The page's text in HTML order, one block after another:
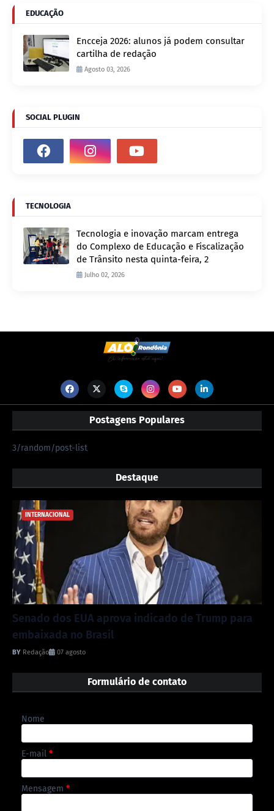
EDUCAÇÃO
Encceja 2026: alunos já podem consultar
cartilha de redação
Agosto 03, 2026
SOCIAL PLUGIN
TECNOLOGIA
Tecnologia e inovação marcam entrega
do Complexo de Educação e Fiscalização
de Trânsito nesta quinta-feira, 2
Julho 02, 2026
Postagens Populares
3/random/post-list
Destaque
INTERNACIONAL
Senado dos EUA aprova indicado de Trump para
embaixada no Brasil
Redação 07 agosto
Formulário de contato
Nome
E-mail *
Mensagem *